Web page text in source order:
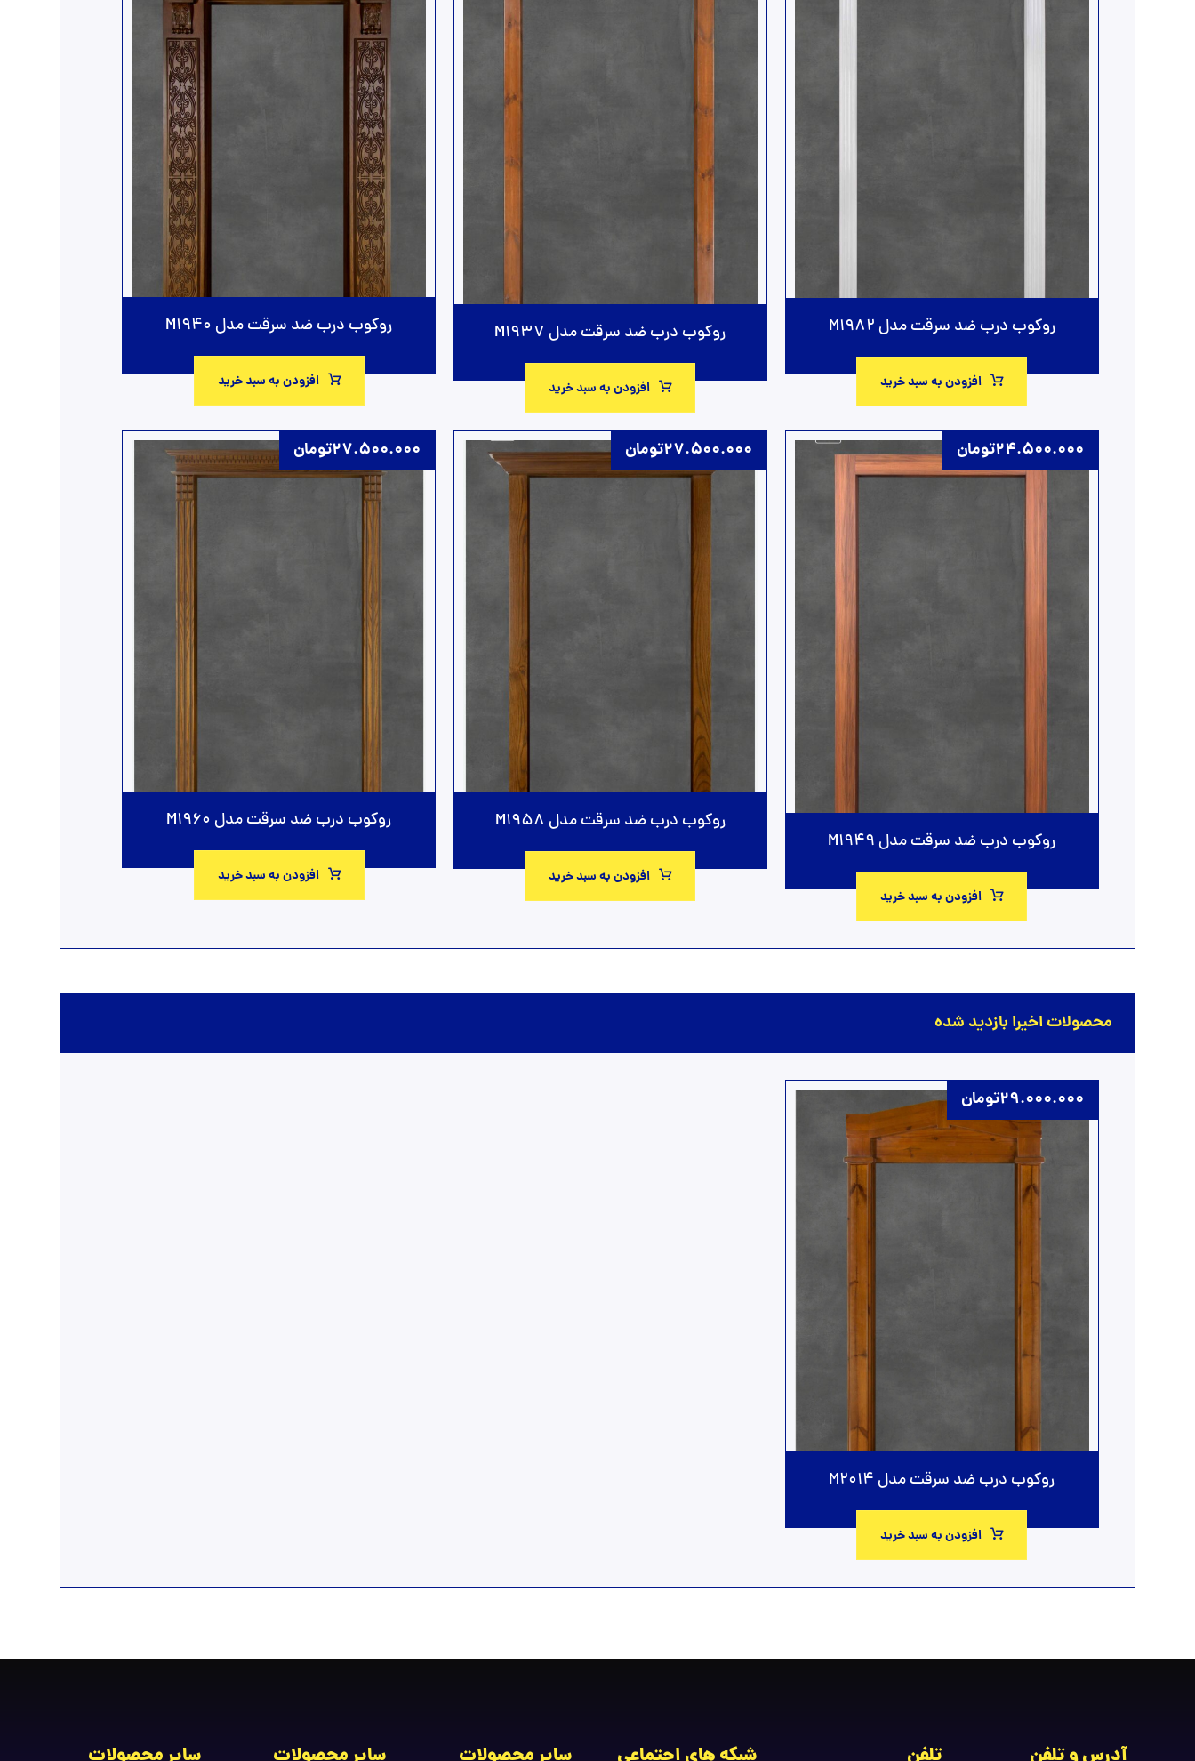
روکوب درب ضد سرقت مدل M1982
افزودن به سبد خرید
روکوب درب ضد سرقت مدل M1937
افزودن به سبد خرید
روکوب درب ضد سرقت مدل M1940
افزودن به سبد خرید
روکوب درب ضد سرقت مدل M1949
24.500.000تومان
افزودن به سبد خرید
روکوب درب ضد سرقت مدل M1958
27.500.000تومان
افزودن به سبد خرید
روکوب درب ضد سرقت مدل M1960
27.500.000تومان
افزودن به سبد خرید
محصولات اخیرا بازدید شده
روکوب درب ضد سرقت مدل M2014
29.000.000تومان
افزودن به سبد خرید